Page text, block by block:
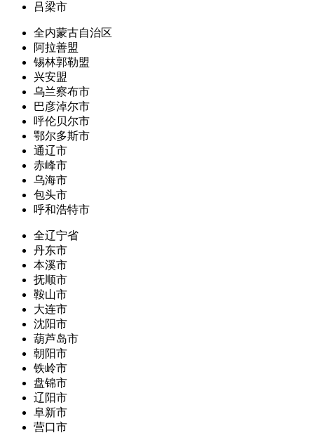
吕梁市
全内蒙古自治区
阿拉善盟
锡林郭勒盟
兴安盟
乌兰察布市
巴彦淖尔市
呼伦贝尔市
鄂尔多斯市
通辽市
赤峰市
乌海市
包头市
呼和浩特市
全辽宁省
丹东市
本溪市
抚顺市
鞍山市
大连市
沈阳市
葫芦岛市
朝阳市
铁岭市
盘锦市
辽阳市
阜新市
营口市